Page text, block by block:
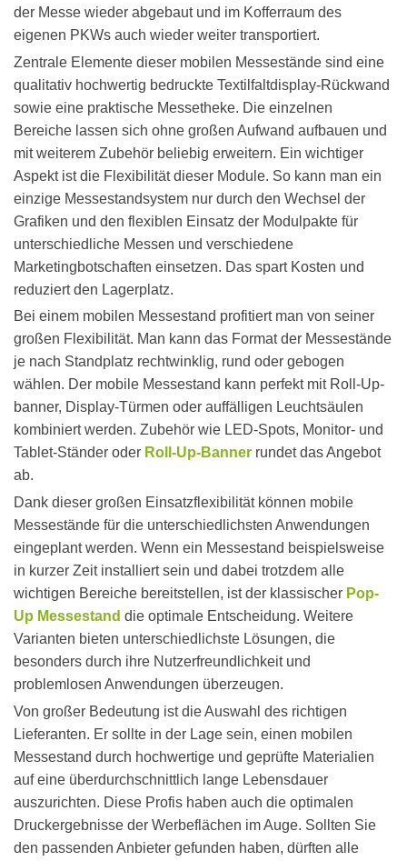
der Messe wieder abgebaut und im Kofferraum des
eigenen PKWs auch wieder weiter transportiert.
Zentrale Elemente dieser mobilen Messestände sind eine
qualitativ hochwertig bedruckte Textilfaltdisplay-Rückwand
sowie eine praktische Messetheke. Die einzelnen
Bereiche lassen sich ohne großen Aufwand aufbauen und
mit weiterem Zubehör beliebig erweitern. Ein wichtiger
Aspekt ist die Flexibilität dieser Module. So kann man ein
einzige Messestandsystem nur durch den Wechsel der
Grafiken und den flexiblen Einsatz der Modulpakte für
unterschiedliche Messen und verschiedene
Marketingbotschaften einsetzen. Das spart Kosten und
reduziert den Lagerplatz.
Bei einem mobilen Messestand profitiert man von seiner
großen Flexibilität. Man kann das Format der Messestände
je nach Standplatz rechtwinklig, rund oder gebogen
wählen. Der mobile Messestand kann perfekt mit Roll-Up-
banner, Display-Türmen oder auffälligen Leuchtsäulen
kombiniert werden. Zubehör wie LED-Spots, Monitor- und
Tablet-Ständer oder Roll-Up-Banner rundet das Angebot
ab.
Dank dieser großen Einsatzflexibilität können mobile
Messestände für die unterschiedlichsten Anwendungen
eingeplant werden. Wenn ein Messestand beispielsweise
in kurzer Zeit installiert sein und dabei trotzdem alle
wichtigen Bereiche bereitstellen, ist der klassischer Pop-
Up Messestand die optimale Entscheidung. Weitere
Varianten bieten unterschiedlichste Lösungen, die
besonders durch ihre Nutzerfreundlichkeit und
problemlosen Anwendungen überzeugen.
Von großer Bedeutung ist die Auswahl des richtigen
Lieferanten. Er sollte in der Lage sein, einen mobilen
Messestand durch hochwertige und geprüfte Materialien
auf eine überdurchschnittlich lange Lebensdauer
auszurichten. Diese Profis haben auch die optimalen
Druckergebnisse der Werbeflächen im Auge. Sollten Sie
den passenden Anbieter gefunden haben, dürften alle